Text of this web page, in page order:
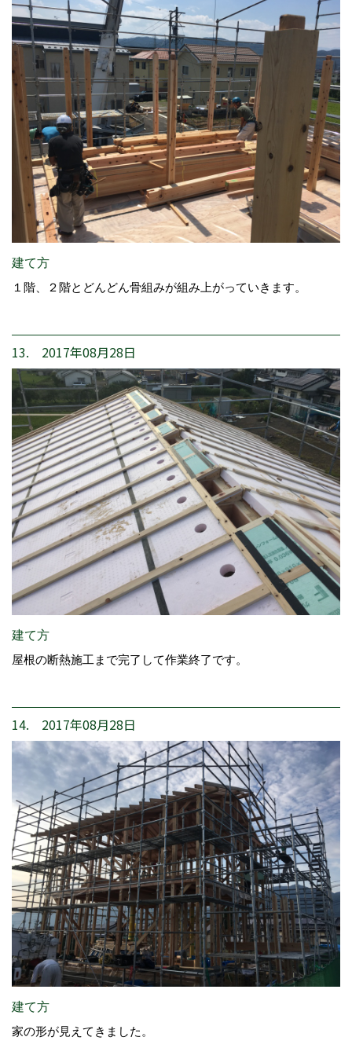
建て方
１階、２階とどんどん骨組みが組み上がっていきます。
13. 2017年08月28日
建て方
屋根の断熱施工まで完了して作業終了です。
14. 2017年08月28日
建て方
家の形が見えてきました。